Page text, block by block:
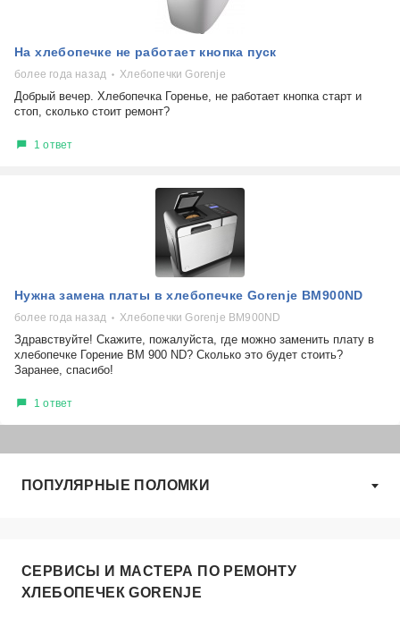
На хлебопечке не работает кнопка пуск
более года назад Хлебопечки Gorenje
Добрый вечер. Хлебопечка Горенье, не работает кнопка старт и
стоп, сколько стоит ремонт?
1 ответ
Нужна замена платы в хлебопечке Gorenje BM900ND
более года назад Хлебопечки Gorenje BM900ND
Здравствуйте! Скажите, пожалуйста, где можно заменить плату в
хлебопечке Горение BM 900 ND? Сколько это будет стоить?
Заранее, спасибо!
1 ответ
ПОПУЛЯРНЫЕ ПОЛОМКИ
СЕРВИСЫ И МАСТЕРА ПО РЕМОНТУ
ХЛЕБОПЕЧЕК GORENJE